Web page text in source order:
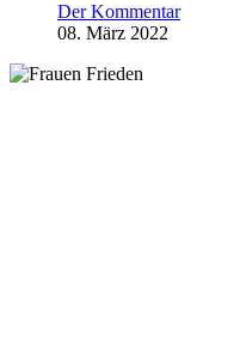
Der Kommentar
08. März 2022